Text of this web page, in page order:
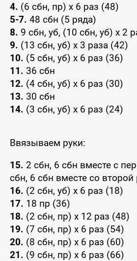
4. (6 сбн, пр) x 6 раз (48)
5-7. 48 сбн (5 ряда)
8. 9 сбн, уб, (10 сбн, уб) x 2
9. (13 сбн, уб) x 3 раза (42)
10. (5 сбн, уб) x 6 раз (36)
11. 36 сбн
12. (4 сбн, уб) x 6 раз (30)
13. 30 сбн
14. (3 сбн, уб) x 6 раз (24)
Ввязываем руки:
15. 2 сбн, 6 сбн вместе с
сбн, 6 сбн вместе со
16. (2 сбн, уб) x 6 раз (18)
17. 18 пр (36)
18. (2 сбн, пр) x 12 раз (48)
19. (7 сбн, пр) x 6 раз (54)
20. (8 сбн, пр) x 6 раз (60)
21. (9 сбн, пр) x 6 раз (66)